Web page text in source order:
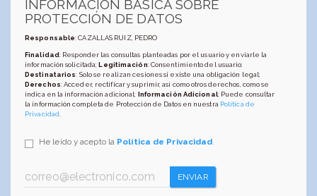
INFORMACIÓN BÁSICA SOBRE
PROTECCIÓN DE DATOS
Responsable: CAZALLAS RUIZ, PEDRO
Finalidad: Responder las consultas planteadas por el usuario y enviarle la
información solicitada;Legitimación: Consentimiento del usuario;
Destinatarios: Solo se realizan cesiones si existe una obligación legal;
Derechos: Acceder, rectificar y suprimir, así como otros derechos, como se
indica en la información adicional; Información Adicional: Puede consultar
la información completa de Protección de Datos en nuestra Política de
Privacidad
He leído y acepto la Política de Privacidad.
ENVIAR